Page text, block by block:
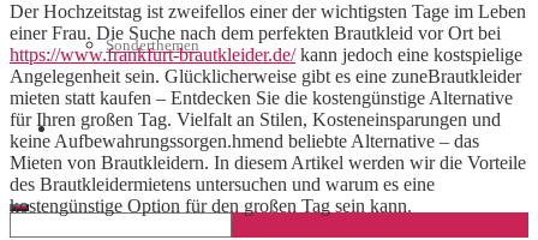
Sonderthemen
Geschäftskonto eröffnen
Der Hochzeitstag ist zweifellos einer der wichtigsten Tage im Leben
einer Frau. Die Suche nach dem perfekten Brautkleid vor Ort bei
https://www.frankfurt-brautkleider.de/kann jedoch eine kostspielige
Angelegenheit sein. Glücklicherweise gibt es eine zuneBrautkleider
mieten statt kaufen – Entdecken Sie die kostengünstige Alternative
für Ihren großen Tag. Vielfalt an Stilen, Kosteneinsparungen und
keine Aufbewahrungssorgen.hmend beliebte Alternative – das
Mieten von Brautkleidern. In diesem Artikel werden wir die Vorteile
des Brautkleidermietens untersuchen und warum es eine
kostengünstige Option für den großen Tag sein kann.